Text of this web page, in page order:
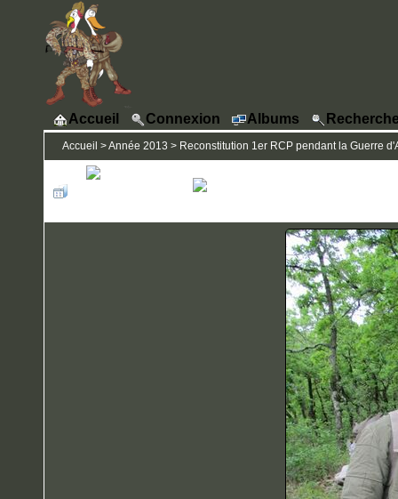
Accueil Connexion Albums
Accueil >Année 2013 > Reconstitution 1er RCP pendant la Guerre